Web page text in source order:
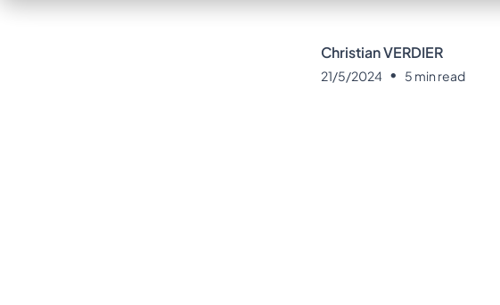
Christian VERDIER
21/5/2024 • 5 min read